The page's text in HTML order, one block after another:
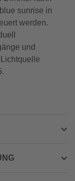
sunrise in
werden.
und